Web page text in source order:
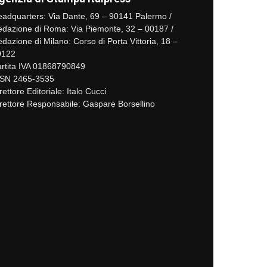
Via Dante, 69 – 90141 Palermo /
di Roma: Via Piemonte, 32 – 00187 /
di Milano: Corso di Porta Vittoria, 18 –
IVA 01868790849
2465-3535
Editoriale: Italo Cucci
Responsabile: Gaspare Borsellino